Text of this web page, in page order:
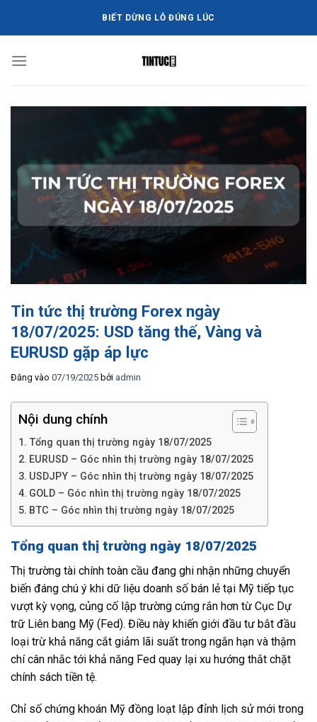
dung
BIẾT DỪNG LỖ ĐÚNG LÚC
Tin tức thị trường Forex ngày
18/07/2025: USD tăng thế, Vàng và
EURUSD gặp áp lực
Đăng vào 07/19/2025 bởi admin
Nội dung chính
Tổng quan thị trường ngày 18/07/2025
EURUSD – Góc nhìn thị trường ngày 18/07/2025
USDJPY – Góc nhìn thị trường ngày 18/07/2025
GOLD – Góc nhìn thị trường ngày 18/07/2025
BTC – Góc nhìn thị trường ngày 18/07/2025
Tổng quan thị trường ngày 18/07/2025
Thị trường tài chính toàn cầu đang ghi nhận những chuyển
biến đáng chú ý khi dữ liệu doanh số bán lẻ tại Mỹ tiếp tục
vượt kỳ vọng, củng cố lập trường cứng rắn hơn từ Cục Dự
trữ Liên bang Mỹ (Fed). Điều này khiến giới đầu tư bắt đầu
loại trừ khả năng cắt giảm lãi suất trong ngắn hạn và thậm
chí cân nhắc tới khả năng Fed quay lại xu hướng thắt chặt
chính sách tiền tệ.
Chỉ số chứng khoán Mỹ đồng loạt lập đỉnh lịch sử mới trong